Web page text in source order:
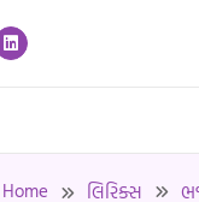
Home લિરિક્સ